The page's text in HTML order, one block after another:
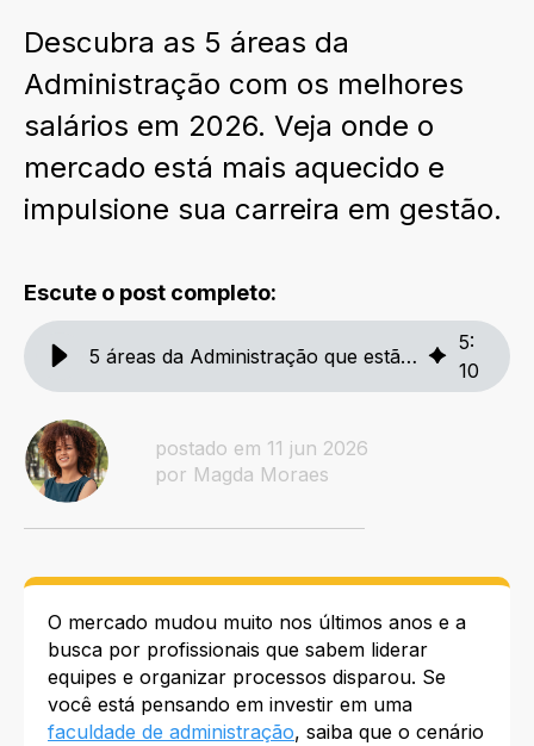
Descubra as 5 áreas da
Administração com os melhores
salários em 2026. Veja onde o
mercado está mais aquecido e
impulsione sua carreira em gestão.
Escute o post completo:
5 áreas da Administração que estão pagando bem em 2026
5:
10
postado em 11 jun 2026
por Magda Moraes
O mercado mudou muito nos últimos anos e a
busca por profissionais que sabem liderar
equipes e organizar processos disparou. Se
você está pensando em investir em uma
faculdade de administração, saiba que o cenário